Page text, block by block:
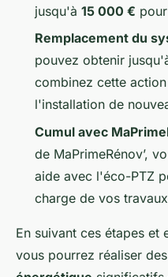
jusqu'à 15 000 €
Remplacement du
pouvez obtenir
combinez cette
l'installation de
Cumul avec
de MaPrimeRénov’,
aide avec l'éco-PTZ
charge de vos
En suivant ces étapes et
vous pourrez réaliser des